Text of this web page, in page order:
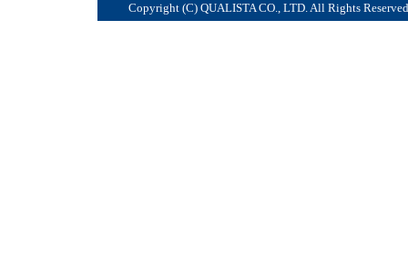
Copyright (C) QUALISTA CO., LTD. All Rights Reserved